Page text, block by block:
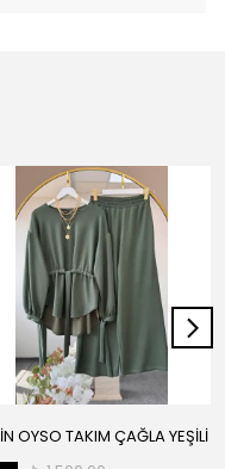
OYSO TAKIM ÇAĞLA YEŞİLİ